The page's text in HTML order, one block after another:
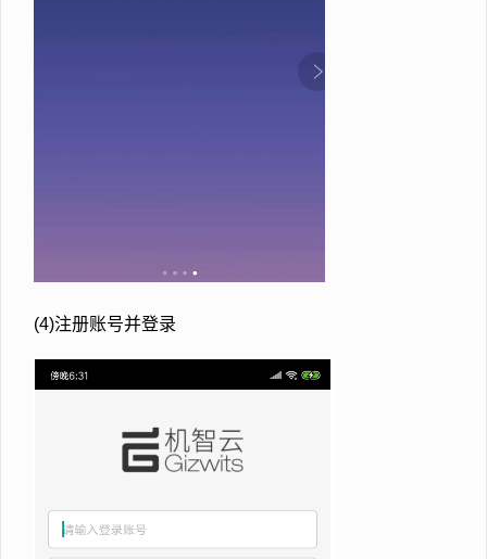
(4)注册账号并登录